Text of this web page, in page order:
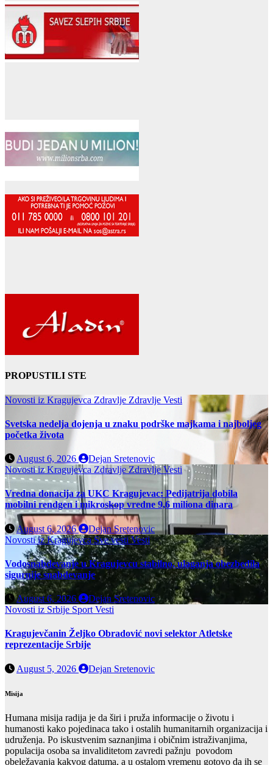
PROPUSTILI STE
Novosti iz Kragujevca Zdravlje Zdravlje Vesti
Svetska nedelja dojenja u znaku podrške majkama i najboljeg
početka života
August 6, 2026
Dejan Sretenovic
Novosti iz Kragujevca ZdravljeZdravlje Vesti
Vredna donacija za UKC Kragujevac: Pedijatrija dobila
mobilni rendgen i mikroskop vredne 9,6 miliona dinara
August 6, 2026
Dejan Sretenovic
Novosti iz KragujevcaSve vestiVesti
Vodosnabdevanje u Kragujevcu stabilno, ulaganja obezbedila
sigurnije snabdevanje
August 6, 2026
Dejan Sretenovic
Novosti iz Srbije Sport Vesti
Kragujevčanin Željko Obradović novi selektor Atletske
reprezentacije Srbije
August 5, 2026 Dejan Sretenovic
Misija
Humana misija radija je da širi i pruža informacije o životu i
humanosti kako pojedinaca tako i ostalih humanitarnih organizacija i
udruženja. Po iskustvenim saznanjima i običnim istraživanjima,
populacija osoba sa invaliditetom zavredi pažnju povodom
obeležavanja kakvog datuma, a u ostalom vremenu gotovo da ih se